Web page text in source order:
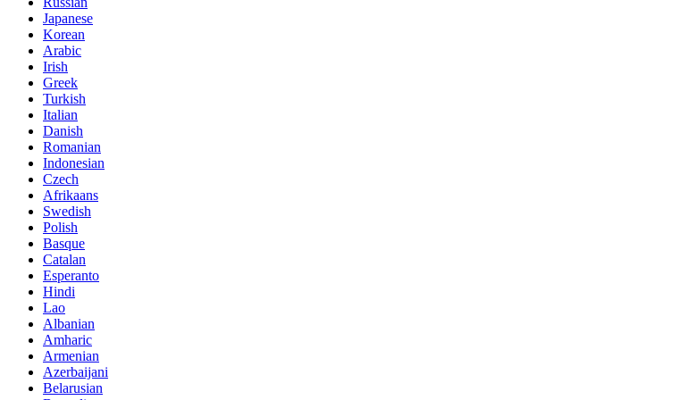
Japanese
Korean
Arabic
Irish
Greek
Turkish
Italian
Danish
Romanian
Indonesian
Czech
Afrikaans
Swedish
Polish
Basque
Catalan
Esperanto
Hindi
Lao
Albanian
Amharic
Armenian
Azerbaijani
Belarusian